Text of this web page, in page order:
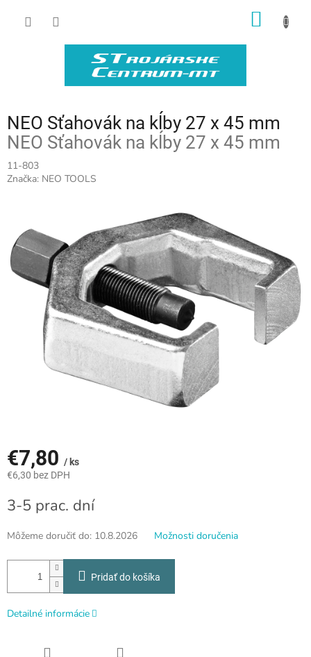
NEO Sťahovák na kĺby 27 x 45 mm
NEO Sťahovák na kĺby 27 x 45 mm
11-803
Značka: NEO TOOLS
€7,80 / ks
€6,30 bez DPH
cena:
3-5 prac. dní
Môžeme doručiť do: 10.8.2026 Možnosti doručenia
Pridať do košíka
Detailné informácie